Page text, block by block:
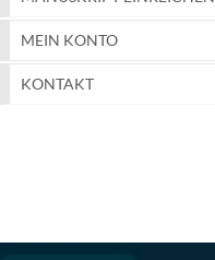
MEIN KONTO
KONTAKT